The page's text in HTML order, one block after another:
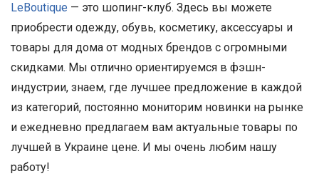
LeBoutique — это шопинг-клуб. Здесь вы можете
приобрести одежду, обувь, косметику, аксессуары и
товары для дома от модных брендов с огромными
скидками. Мы отлично ориентируемся в фэшн-
индустрии, знаем, где лучшее предложение в каждой
из категорий, постоянно мониторим новинки на рынке
и ежедневно предлагаем вам актуальные товары по
лучшей в Украине цене. И мы очень любим нашу
работу!